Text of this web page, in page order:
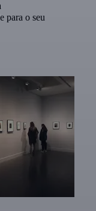
para o seu